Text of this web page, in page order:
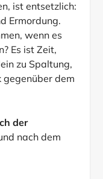
ist entsetzlich:
Ermordung.
wenn es
Es ist Zeit,
zu Spaltung,
dem
der
nach dem